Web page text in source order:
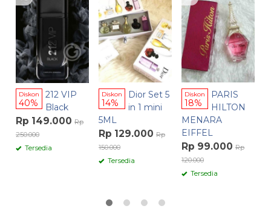
Diskon
40%
212 VIP
Black
Rp 149.000 Rp
250.000
Tersedia
Diskon
14%
Dior Set 5
in 1 mini
5ML
Rp 129.000 Rp
150.000
Tersedia
Diskon
18%
PARIS
HILTON
MENARA
EIFFEL
Rp 99.000 Rp
120.000
Tersedia